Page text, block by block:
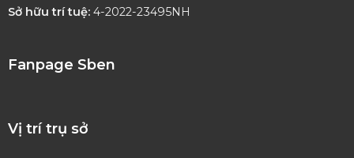
Sở hữu trí tuệ:4-2022-23495NH
Fanpage Sben
Vị trí trụ sở